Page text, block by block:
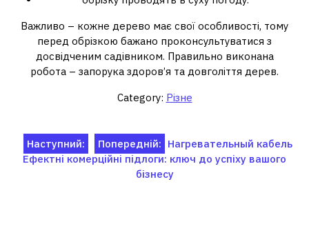
Важливо – кожне дерево має свої особливості, тому
перед обрізкою бажано проконсультуватися з
досвідченим садівником. Правильно виконана
робота – запорука здоров’я та довголіття дерев.
Category: Різне
Навігація
записів
Попередній: Нагревательный кабель
Наступний:
Ефектні комерційні підлоги: ключ до успіху вашого
бізнесу